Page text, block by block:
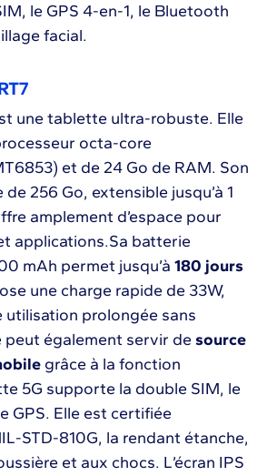
le GPS 4-en-1, le Bluetooth
facial.
une tablette ultra-robuste. Elle
octa-core
et de 24 Go de RAM. Son
256 Go, extensible jusqu’à 1
amplement d’espace pour
applications.Sa batterie
mAh permet jusqu’à 180 jours
une charge rapide de 33W,
utilisation prolongée sans
également servir de source
grâce à la fonction
5G supporte la double SIM, le
GPS. Elle est certifiée
STD-810G, la rendant étanche,
et aux chocs. L’écran IPS